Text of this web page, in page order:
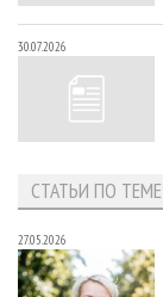
30.07.2026
СТАТЬИ ПО ТЕМЕ
27.05.2026